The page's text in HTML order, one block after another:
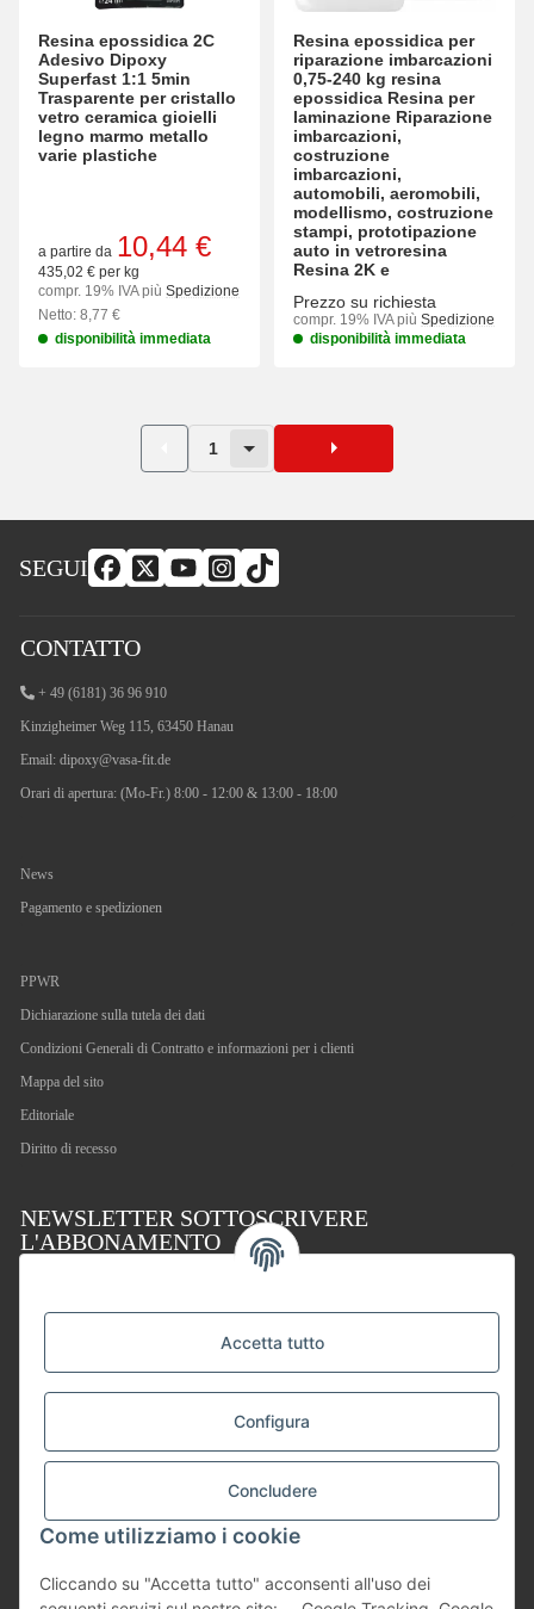
Resina epossidica 2C
Adesivo Dipoxy
Superfast 1:1 5min
Trasparente per cristallo
vetro ceramica gioielli
legno marmo metallo
varie plastiche
a partire da 10,44 €
435,02 € per kg
compr. 19% IVA più Spedizione
Netto: 8,77 €
disponibilità immediata
Resina epossidica per
riparazione imbarcazioni
0,75-240 kg resina
epossidica Resina per
laminazione Riparazione
imbarcazioni,
costruzione
imbarcazioni,
automobili, aeromobili,
modellismo, costruzione
stampi, prototipazione
auto in vetroresina
Resina 2K e
Prezzo su richiesta
compr. 19% IVA più Spedizione
disponibilità immediata
1
SEGUI
CONTATTO
+ 49 (6181) 36 96 910
Kinzigheimer Weg 115, 63450 Hanau
Email: dipoxy@vasa-fit.de
Orari di apertura: (Mo-Fr.) 8:00 - 12:00 & 13:00 - 18:00
News
Pagamento e spedizionen
PPWR
Dichiarazione sulla tutela dei dati
Condizioni Generali di Contratto e informazioni per i clienti
Mappa del sito
Editoriale
Diritto di recesso
NEWSLETTER SOTTOSCRIVERE
L'ABBONAMENTO
In conformità con la vostra dichiarazione sulla
protezione dei dati
regolarmente informazioni sulla vostra gamma di prodotti tramite e-mail e revocabili in
qualsiasi momento.
SOTTOSCRIVERE L'ABBONAMENTO
Accetta tutto
Configura
Concludere
Come utilizziamo i cookie
Cliccando su "Accetta tutto" acconsenti all'uso dei